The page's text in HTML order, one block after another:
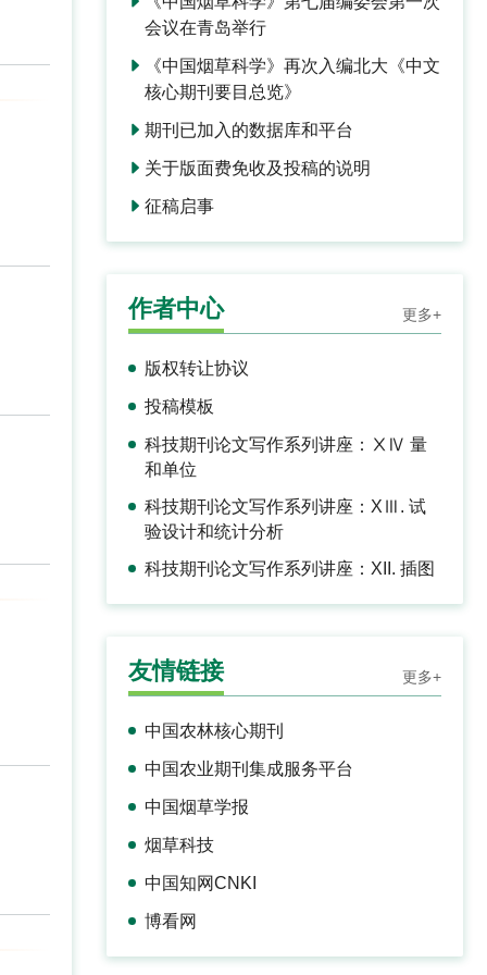
会议在青岛举行
《中国烟草科学》再次入编北大《中文
核心期刊要目总览》
期刊已加入的数据库和平台
关于版面费免收及投稿的说明
征稿启事
作者中心 更多+
版权转让协议
投稿模板
科技期刊论文写作系列讲座：ⅩⅣ 量
和单位
科技期刊论文写作系列讲座：XⅢ. 试
验设计和统计分析
科技期刊论文写作系列讲座：XII. 插图
友情链接 更多+
中国农林核心期刊
中国农业期刊集成服务平台
中国烟草学报
烟草科技
中国知网CNKI
博看网